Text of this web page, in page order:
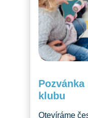
klubu
Otevíráme